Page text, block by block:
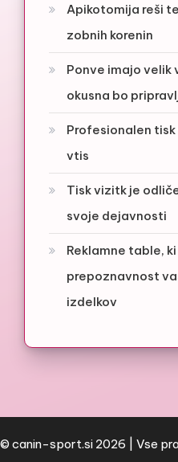
Apikotomija reši
zobnih korenin
Ponve imajo velik
okusna bo
Profesionalen
vtis
Tisk vizitk je
svoje dejavnosti
Reklamne table,
prepoznavnost
izdelkov
© canin-sport.si 2026 | Vse